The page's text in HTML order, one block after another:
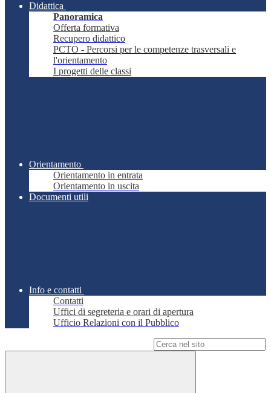
Didattica
Panoramica
Offerta formativa
Recupero didattico
PCTO - Percorsi per le competenze trasversali e
l'orientamento
I progetti delle classi
Orientamento
Orientamento in entrata
Orientamento in uscita
Documenti utili
Info e contatti
Contatti
Uffici di segreteria e orari di apertura
Ufficio Relazioni con il Pubblico